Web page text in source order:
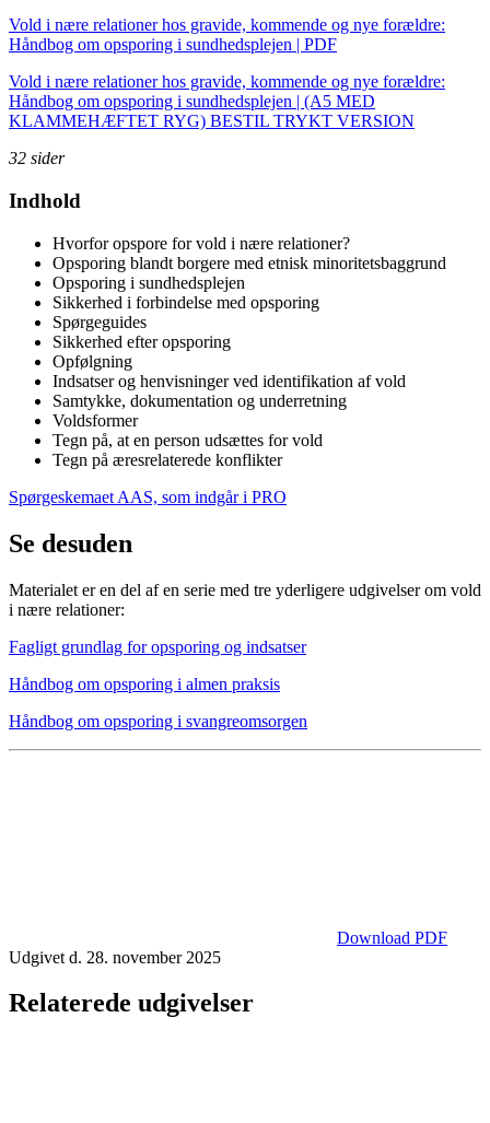
Vold i nære relationer hos gravide, kommende og nye forældre:
Håndbog om opsporing i sundhedsplejen | PDF
Vold i nære relationer hos gravide, kommende og nye forældre:
Håndbog om opsporing i sundhedsplejen | (A5 MED
KLAMMEHÆFTET RYG) BESTIL TRYKT VERSION
32 sider
Indhold
Hvorfor opspore for vold i nære relationer?
Opsporing blandt borgere med etnisk minoritetsbaggrund
Opsporing i sundhedsplejen
Sikkerhed i forbindelse med opsporing
Spørgeguides
Sikkerhed efter opsporing
Opfølgning
Indsatser og henvisninger ved identifikation af vold
Samtykke, dokumentation og underretning
Voldsformer
Tegn på, at en person udsættes for vold
Tegn på æresrelaterede konflikter
Spørgeskemaet AAS, som indgår i PRO
Se desuden
Materialet er en del af en serie med tre yderligere udgivelser om vold
i nære relationer:
Fagligt grundlag for opsporing og indsatser
Håndbog om opsporing i almen praksis
Håndbog om opsporing i svangreomsorgen
Download PDF
Udgivet d. 28. november 2025
Relaterede udgivelser